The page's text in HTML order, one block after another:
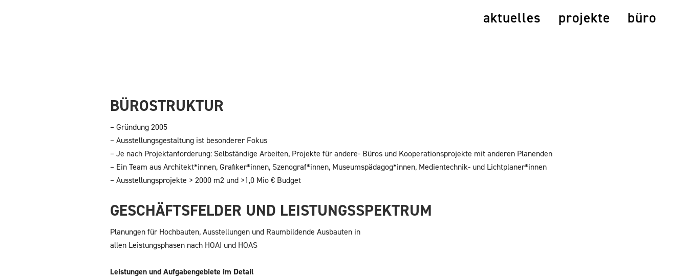
aktuelles projekte büro
BÜROSTRUKTUR
– Gründung 2005
– Ausstellungsgestaltung ist besonderer Fokus
– Je nach Projektanforderung: Selbständige Arbeiten, Projekte für andere- Büros und Kooperationsprojekte mit anderen Planenden
– Ein Team aus Architekt*innen, Grafiker*innen, Szenograf*innen, Museumspädagog*innen, Medientechnik- und Lichtplaner*innen
– Ausstellungsprojekte > 2000 m2 und >1,0 Mio € Budget
GESCHÄFTSFELDER UND LEISTUNGSSPEKTRUM
Planungen für Hochbauten, Ausstellungen und Raumbildende Ausbauten in
allen Leistungsphasen nach HOAI und HOAS
Leistungen und Aufgabengebiete im Detail